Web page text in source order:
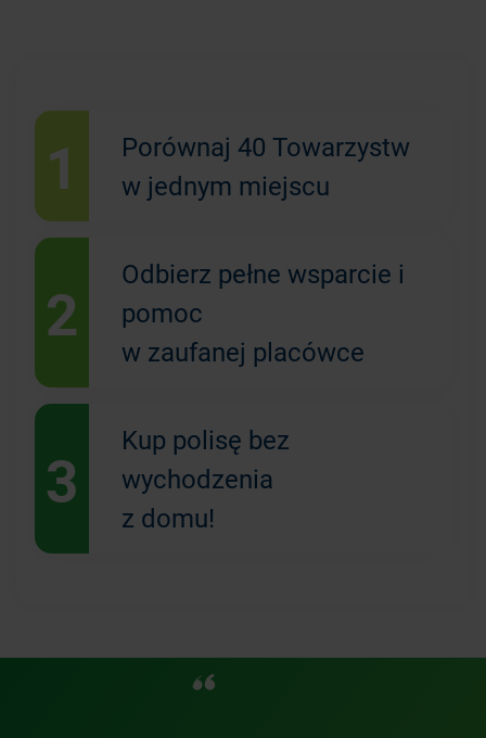
1
Porównaj 40 Towarzystw
w jednym miejscu
2
Odbierz pełne wsparcie i
pomoc
w zaufanej placówce
3
Kup polisę bez
wychodzenia
z domu!